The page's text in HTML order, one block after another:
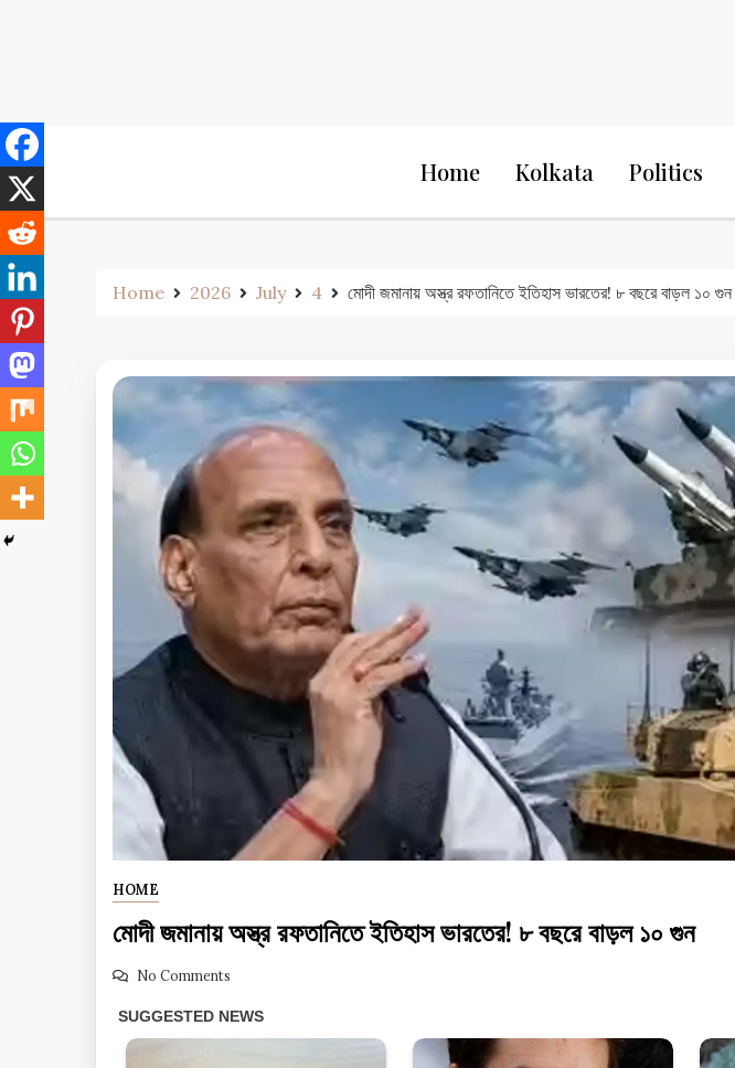
Home Kolkata Politics
Home 2026 July 4 মোদী জমানায় অস্ত্র রফতানিতে ইতিহাস ভারতের! ৮ বছরে বাড়ল ১০ গুন
HOME
মোদী জমানায় অস্ত্র রফতানিতে ইতিহাস ভারতের! ৮ বছরে বাড়ল ১০ গুন
No Comments